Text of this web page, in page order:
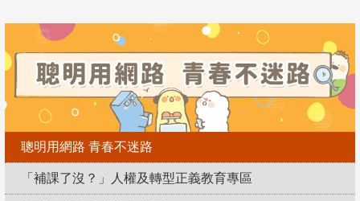
聰明用網路 青春不迷路
「補課了沒？」人權及轉型正義教育專區